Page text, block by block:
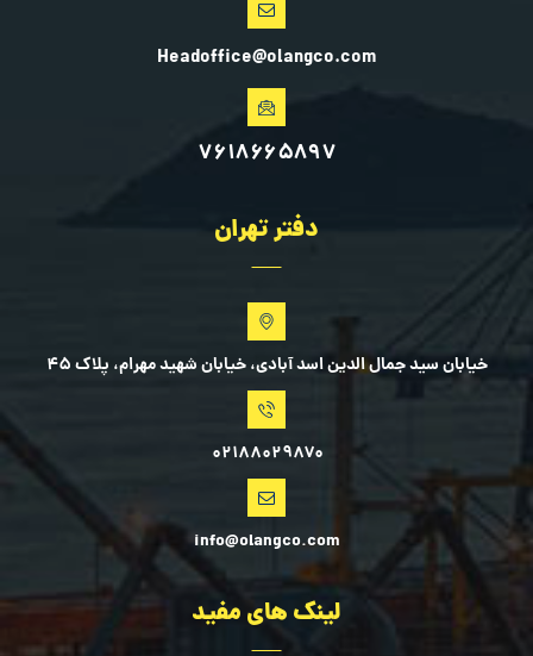
Headoffice@olangco.com
۷۶۱۸۶۶۵۸۹۷
دفتر تهران
خیابان سید جمال الدین اسد آبادی، خیابان شهید مهرام، پلاک ۴۵
۰۲۱۸۸۰۲۹۸۷۰
info@olangco.com
لینک های مفید